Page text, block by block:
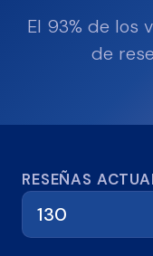
El 93% de los
de
Calculadora
RESEÑAS